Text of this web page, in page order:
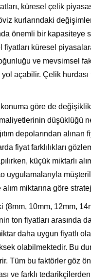
küresel çelik
kurlarındaki
önemli bir kapasiteye
fiyatları küresel
ve mevsimsel
açabilir. Çelik
göre de
düşüklüğü
depolarından
fiyat farklılıkları
küçük miktarlı
uygulamalarıyla
miktarına göre
(8mm, 10mm, 12mm,
ton fiyatları arasında
daha uygun fiyatlı
olabilmektedir. Bu
Tüm bu faktörler göz
ve farklı